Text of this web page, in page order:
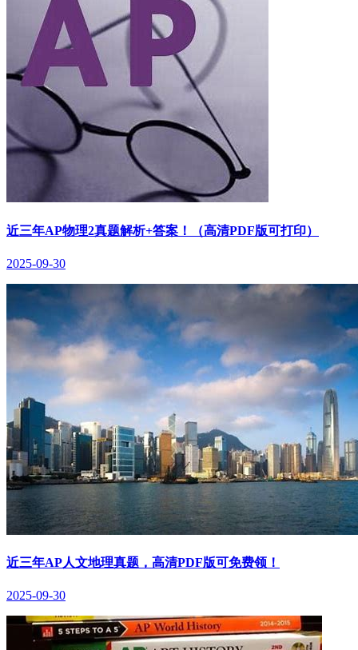
近三年AP物理2真题解析+答案！（高清PDF版可打印）
2025-09-30
近三年AP人文地理真题，高清PDF版可免费领！
2025-09-30